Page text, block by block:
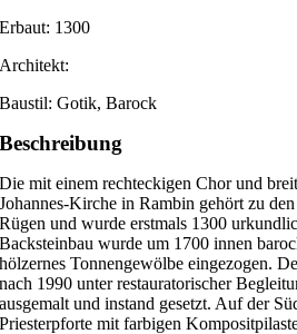
Erbaut: 1300
Architekt:
Baustil: Gotik, Barock
Beschreibung
Die mit einem rechteckigen Chor und
Johannes-Kirche in Rambin gehört zu
Rügen und wurde erstmals 1300
Backsteinbau wurde um 1700 innen
hölzernes Tonnengewölbe eingezogen.
nach 1990 unter restauratorischer
ausgemalt und instand gesetzt. Auf der
Priesterpforte mit farbigen